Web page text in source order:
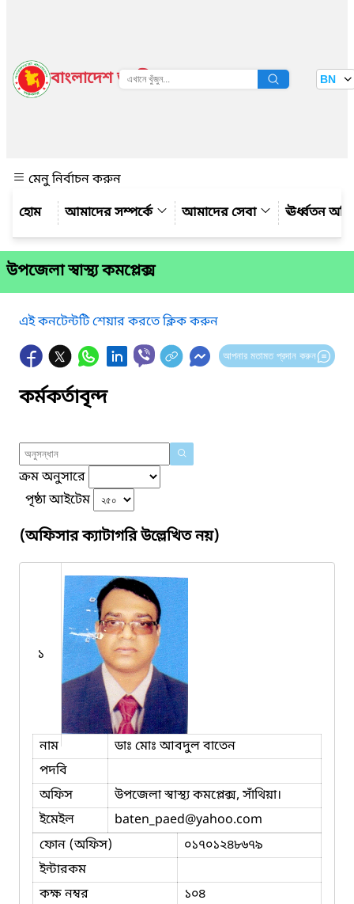
বাংলাদেশ জাতীয় তথ্য বাতায়ন BN
মেনু নির্বাচন করুন
আমাদের সম্পর্কে
আমাদের সেবা ঊর্ধ্বতন
উপজেলা স্বাস্থ্য কমপ্লেক্স
এই কনটেন্টটি শেয়ার করতে ক্লিক করুন
আপনার মতামত প্রদান করুন
কর্মকর্তাবৃন্দ
ক্রম অনুসারে
পৃষ্ঠা আইটেম
(অফিসার ক্যাটাগরি উল্লেখিত নয়)
১
নাম
ডাঃ মোঃ আবদুল বাতেন
পদবি
অফিস
উপজেলা স্বাস্থ্য কমপ্লেক্স, সাঁথিয়া।
ইমেইল
baten_paed@yahoo.com
ফোন (অফিস)
০১৭০১২৪৮৬৭৯
ইন্টারকম
কক্ষ নম্বর
১০৪